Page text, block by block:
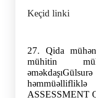
Keçid linki
27. Qida
mühitin
əməkdaşı
həmmüəllifliklə
ASSESSMENT